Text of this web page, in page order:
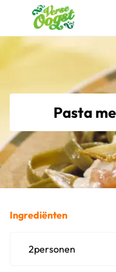
Verse Oogst
Pasta
Ingrediënten
2personen